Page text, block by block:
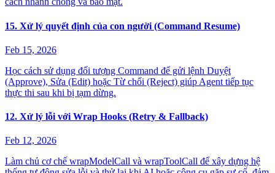
15. Xử lý quyết định của con người (Command Resume)
Feb 15, 2026
Học cách sử dụng đối tượng Command để gửi lệnh Duyệt
(Approve), Sửa (Edit) hoặc Từ chối (Reject) giúp Agent tiếp tục
thực thi sau khi bị tạm dừng.
12. Xử lý lỗi với Wrap Hooks (Retry & Fallback)
Feb 12, 2026
Làm chủ cơ chế wrapModelCall và wrapToolCall để xây dựng hệ